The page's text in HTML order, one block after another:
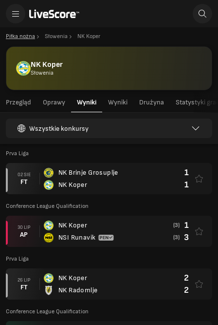
Piłka nożna Słowenia NK Koper
NK Koper
Słowenia
Przegląd Oprawy Wyniki Wyniki Drużyna Statystyki
Wszystkie konkursy
Prva Liga
02 SIE
FT
NK Brinje Grosuplje
NK Koper
1
1
Conference League Qualification
30 LIP
AP
NK Koper
NSI Runavik
(3) 1
(3) 3
Prva Liga
26 LIP
FT
NK Koper
NK Radomlje
2
2
Conference League Qualification